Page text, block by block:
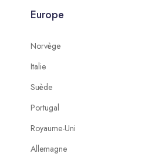
Europe
Norvège
Italie
Suède
Portugal
Royaume-Uni
Allemagne